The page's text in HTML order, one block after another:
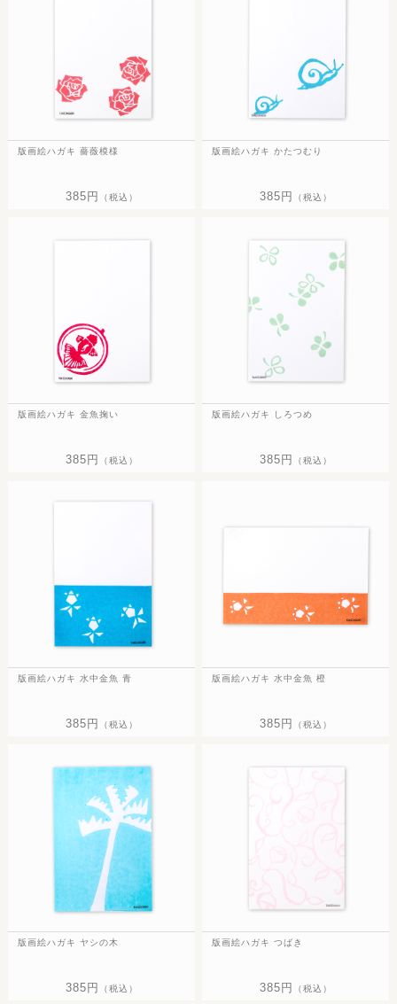
版画絵ハガキ 薔薇模様
385円 （税込）
版画絵ハガキ かたつむり
385円 （税込）
版画絵ハガキ 金魚掬い
385円 （税込）
版画絵ハガキ しろつめ
385円 （税込）
版画絵ハガキ 水中金魚 青
385円 （税込）
版画絵ハガキ 水中金魚 橙
385円 （税込）
版画絵ハガキ ヤシの木
385円 （税込）
版画絵ハガキ つばき
385円 （税込）